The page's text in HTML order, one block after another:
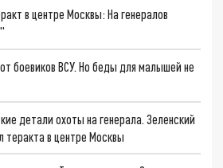
в центре Москвы: На генералов
боевиков ВСУ. Но беды для малышей не
детали охоты на генерала. Зеленский
теракта в центре Москвы